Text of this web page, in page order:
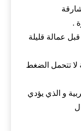
.
عمالة قليلة
لا تتحمل الضغط
و الذي يؤدي